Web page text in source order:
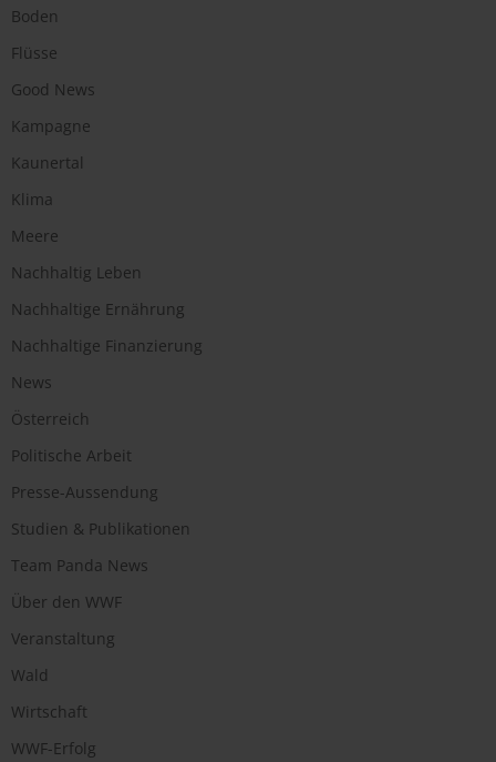
Boden
Flüsse
Good News
Kampagne
Kaunertal
Klima
Meere
Nachhaltig Leben
Nachhaltige Ernährung
Nachhaltige Finanzierung
News
Österreich
Politische Arbeit
Presse-Aussendung
Studien & Publikationen
Team Panda News
Über den WWF
Veranstaltung
Wald
Wirtschaft
WWF-Erfolg